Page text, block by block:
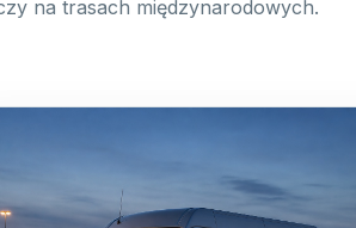
na trasach międzynarodowych.